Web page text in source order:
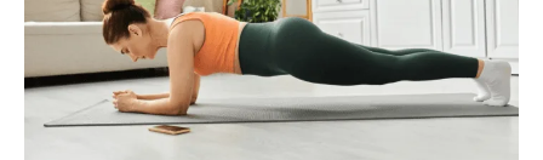
Subscription Plans